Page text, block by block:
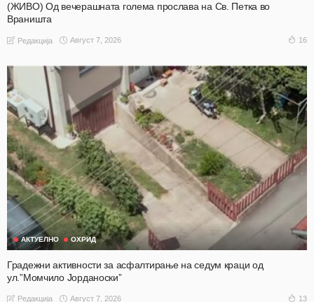
(ЖИВО) Од вечерашната голема прослава на Св. Петка во
Враништа
Редакција Август 7, 2026 16
АКТУЕЛНО ОХРИД
Градежни активности за асфалтирање на седум краци од
ул.”Момчило Јорданоски”
Редакција Август 7, 2026 13